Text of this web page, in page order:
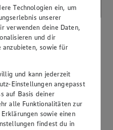
Schließen
51, 14770 Brandenburg an
20:00 Uhr
anzeigen
Technologien ein, um
unserer
verwenden deine Daten,
und dir
sowie für
und kann jederzeit
Einstellungen angepasst
auf Basis deiner
alle Funktionalitäten zur
sowie einen
findest du in